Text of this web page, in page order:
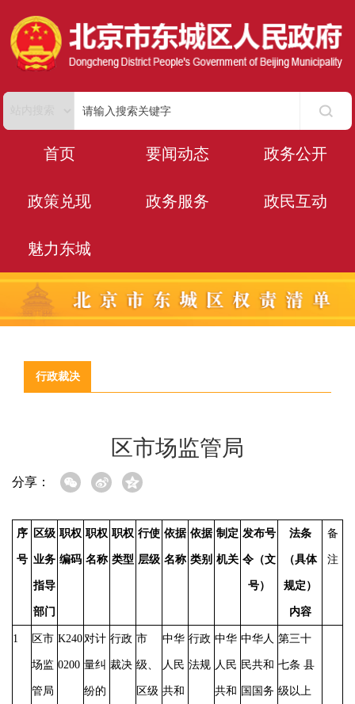
首页 要闻动态 政务公开
政策兑现 政务服务 政民互动
魅力东城
行政裁决
区市场监管局
分享：
序
号
区级
业务
指导
部门
职权
编码
职权
名称
职权
类型
行使
层级
依据
名称
依据
类别
制定
机关
发布号
令（文
号）
法条
（具体
规定）
内容
备
注
1 区市
场监
管局
K240
0200
对计
量纠
纷的
行政
裁决
市
级、
区级
中华
人民
共和
行政
法规
中华
人民
共和
中华人
民共和
国国务
第三十
七条 县
级以上